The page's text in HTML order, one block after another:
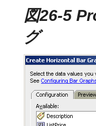
図26-5
グ